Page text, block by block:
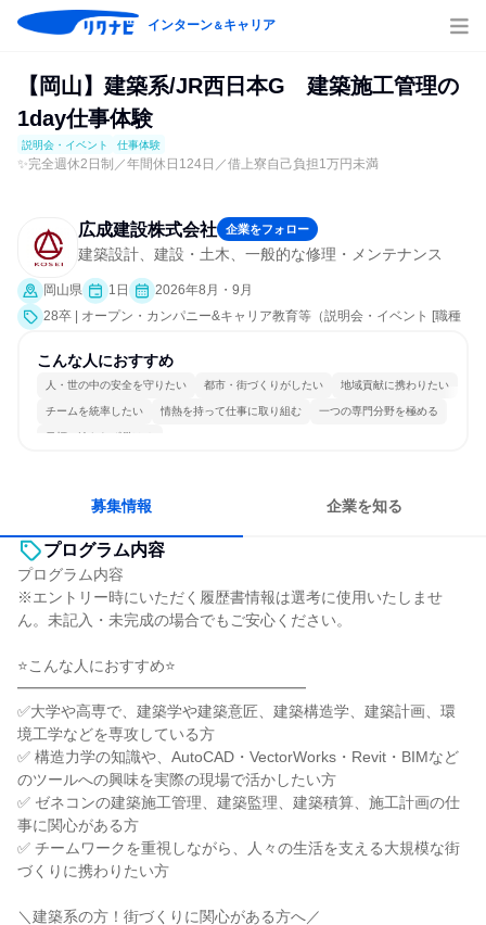
インターン＆キャリア
【岡山】建築系/JR西日本G 建築施工管理の
1day仕事体験
説明会・イベント 仕事体験
✨完全週休2日制／年間休日124日／借上寮自己負担1万円未満
広成建設株式会社 企業をフォロー
建築設計、建設・土木、一般的な修理・メンテナンス
岡山県 1日
2026年8月・9月
28卒 | オープン・カンパニー&キャリア教育等（説明会・イベント [職種
こんな人におすすめ
人・世の中の安全を守りたい 都市・街づくりがしたい 地域貢献に携わりたい
チームを統率したい 情熱を持って仕事に取り組む 一つの専門分野を極める
目標に追われず働ける
募集情報 企業を知る
プログラム内容
プログラム内容
※エントリー時にいただく履歴書情報は選考に使用いたしませ
ん。未記入・未完成の場合でもご安心ください。
⭐こんな人におすすめ⭐
━━━━━━━━━━━━━━━━━━━
✅大学や高専で、建築学や建築意匠、建築構造学、建築計画、環
境工学などを専攻している方
✅ 構造力学の知識や、AutoCAD・VectorWorks・Revit・BIMなど
のツールへの興味を実際の現場で活かしたい方
✅ ゼネコンの建築施工管理、建築監理、建築積算、施工計画の仕
事に関心がある方
✅ チームワークを重視しながら、人々の生活を支える大規模な街
づくりに携わりたい方
＼建築系の方！街づくりに関心がある方へ／